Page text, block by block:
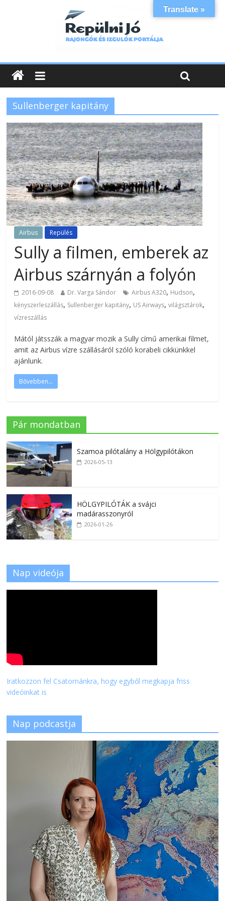
Sullenberger kapitány
Airbus Repülés
Sully a filmen, emberek az
Airbus szárnyán a folyón
2016-09-08 Dr. Varga Sándor Airbus A320, Hudson,
kényszerleszállás, Sullenberger kapitány, US Airways,világsztárok,
vízreszállás
Mától játsszák a magyar mozik a Sully című amerikai filmet,
amit az Airbus vízre szállásáról szóló korabeli cikkünkkel
ajánlunk.
Bővebben...
Pár mondatban
Szamoa pilótalány a Hölgypilótákon
2026-05-13
HÖLGYPILÓTÁK a svájci
madárasszonyról
2026-01-26
Nap videója
Iratkozzon fel Csatornánkra, hogy egyből megkapja friss
videóinkat is
Nap podcastja
Translate »